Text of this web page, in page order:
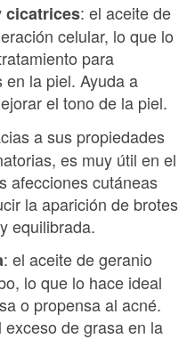
cicatrices: el aceite de
celular, lo que lo
para
la piel. Ayuda a
el tono de la piel.
a sus propiedades
es muy útil en el
afecciones cutáneas
la aparición de brotes
equilibrada.
: el aceite de geranio
lo que lo hace ideal
o propensa al acné.
de grasa en la